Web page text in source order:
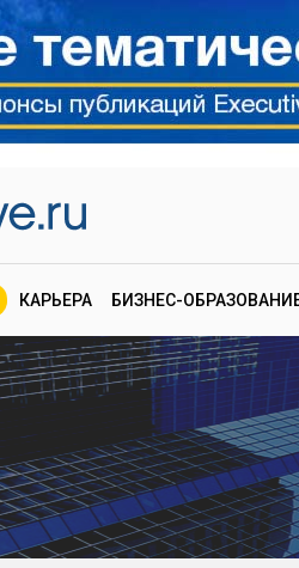
КАРЬЕРА БИЗНЕС-